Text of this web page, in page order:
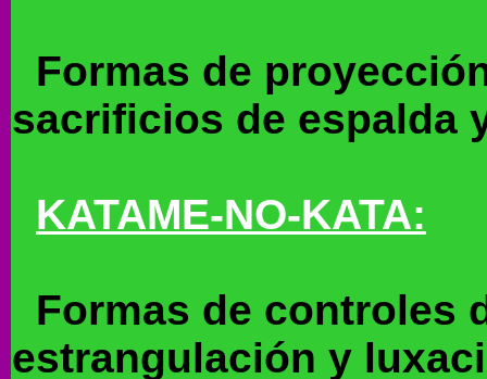
Formas de
sacrificios de espalda
KATAME-NO-KATA:
Formas de controles
estrangulación y